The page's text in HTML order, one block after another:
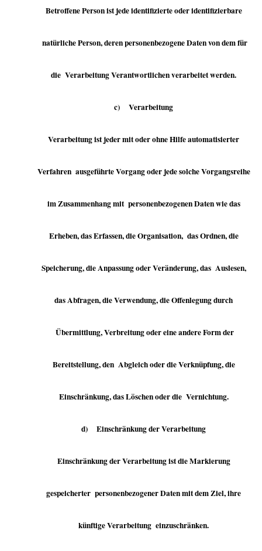
Betroffene Person ist jede identifizierte oder identifizierbare
natürliche Person, deren personenbezogene Daten von dem für
die Verarbeitung Verantwortlichen verarbeitet werden.
c) Verarbeitung
Verarbeitung ist jeder mit oder ohne Hilfe automatisierter
Verfahren ausgeführte Vorgang oder jede solche Vorgangsreihe
im Zusammenhang mit personenbezogenen Daten wie das
Erheben, das Erfassen, die Organisation, das Ordnen, die
Speicherung, die Anpassung oder Veränderung, das Auslesen,
das Abfragen, die Verwendung, die Offenlegung durch
Übermittlung, Verbreitung oder eine andere Form der
Bereitstellung, den Abgleich oder die Verknüpfung, die
Einschränkung, das Löschen oder die Vernichtung.
d) Einschränkung der Verarbeitung
Einschränkung der Verarbeitung ist die Markierung
gespeicherter personenbezogener Daten mit dem Ziel, ihre
künftige Verarbeitung einzuschränken.